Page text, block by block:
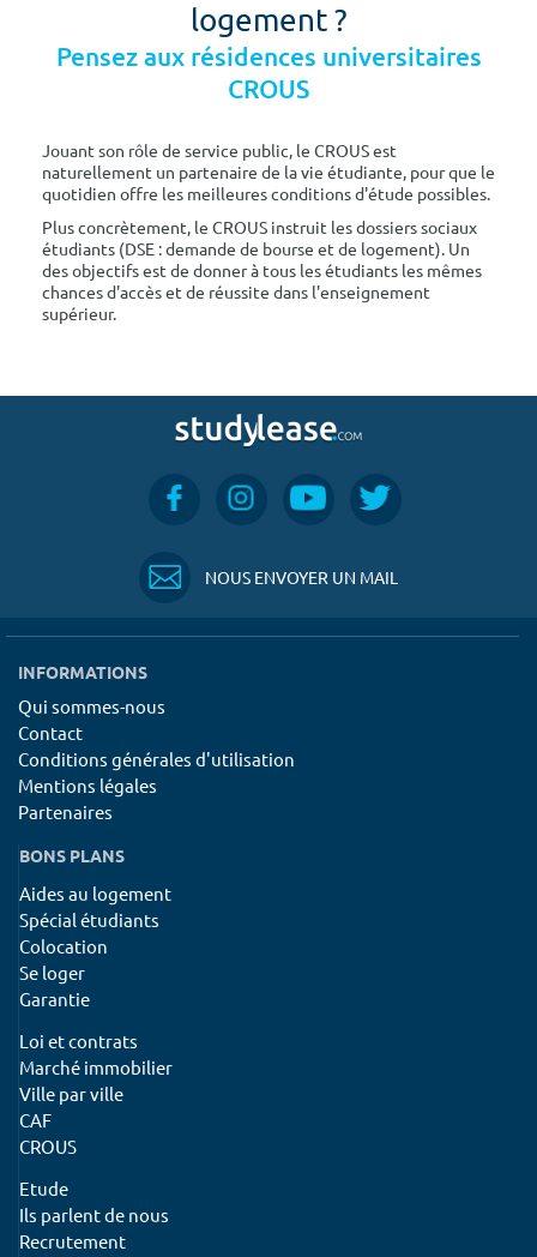
logement ?
Pensez aux résidences universitaires
CROUS
Jouant son rôle de service public, le CROUS est
naturellement un partenaire de la vie étudiante, pour que le
quotidien offre les meilleures conditions d'étude possibles.
Plus concrètement, le CROUS instruit les dossiers sociaux
étudiants (DSE : demande de bourse et de logement). Un
des objectifs est de donner à tous les étudiants les mêmes
chances d'accès et de réussite dans l'enseignement
supérieur.
NOUS ENVOYER UN MAIL
INFORMATIONS
Qui sommes-nous
Contact
Conditions générales d'utilisation
Mentions légales
Partenaires
BONS PLANS
Aides au logement
Spécial étudiants
Colocation
Se loger
Garantie
Loi et contrats
Marché immobilier
Ville par ville
CAF
CROUS
Etude
Ils parlent de nous
Recrutement